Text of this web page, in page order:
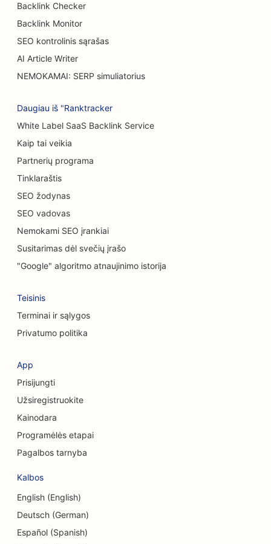
SEO kavinėms
SEO tortų parduotuvėms
SEO automobilių salonams
Valymo paslaugų SEO
SEO chiropraktikams
SEO kačių kavinėms
Cheminio šveitimo paslaugų SEO
SEO drabužių parduotuvėms
SEO kavos parduotuvėms
SEO kosmetikos chirurgams
SEO konsultacinėms įmonėms
Delis SEO
SEO skolų konsultavimo paslaugoms
Valiutos keitimo paslaugų SEO
Šokių studijų SEO
Dermabrazijos paslaugų SEO
SEO optimizavimas vaikų priežiūros centrams
Backlink Checker
Backlink Monitor
SEO kontrolinis sąrašas
AI Article Writer
NEMOKAMAI: SERP simuliatorius
Daugiau iš "Ranktracker
White Label SaaS Backlink Service
Kaip tai veikia
Partnerių programa
Tinklaraštis
SEO žodynas
SEO vadovas
Nemokami SEO įrankiai
Susitarimas dėl svečių įrašo
"Google" algoritmo atnaujinimo istorija
Teisinis
Terminai ir sąlygos
Privatumo politika
App
Prisijungti
Užsiregistruokite
Kainodara
Programėlės etapai
Pagalbos tarnyba
Kalbos
English (English)
Deutsch (German)
Español (Spanish)